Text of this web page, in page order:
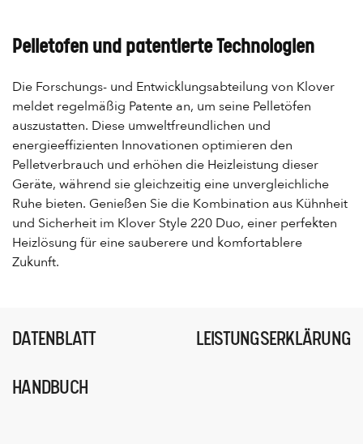
Pelletofen und patentierte Technologien
Die Forschungs- und Entwicklungsabteilung von Klover
meldet regelmäßig Patente an, um seine Pelletöfen
auszustatten. Diese umweltfreundlichen und
energieeffizienten Innovationen optimieren den
Pelletverbrauch und erhöhen die Heizleistung dieser
Geräte, während sie gleichzeitig eine unvergleichliche
Ruhe bieten. Genießen Sie die Kombination aus Kühnheit
und Sicherheit im Klover Style 220 Duo, einer perfekten
Heizlösung für eine sauberere und komfortablere
Zukunft.
DATENBLATT LEISTUNGSERKLÄRUNG
HANDBUCH